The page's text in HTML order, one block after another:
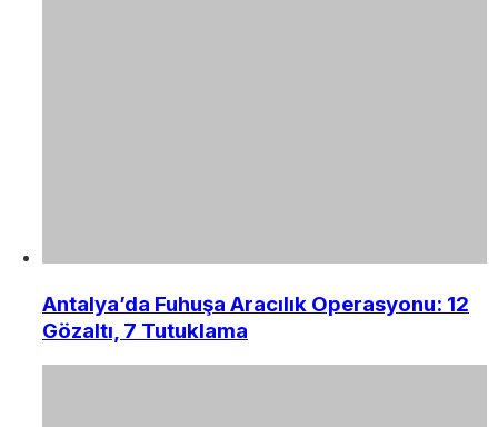
Antalya’da Fuhuşa Aracılık Operasyonu: 12
Gözaltı, 7 Tutuklama